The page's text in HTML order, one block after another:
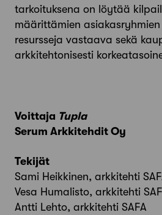
tarkoituksena on löytää
määrittämien
resursseja vastaava sekä
arkkitehtonisesti
Voittaja Tupla
Serum Arkkitehdit Oy
Tekijät
Sami Heikkinen, arkkitehti
Vesa Humalisto, arkkitehti
Antti Lehto, arkkitehti SAFA